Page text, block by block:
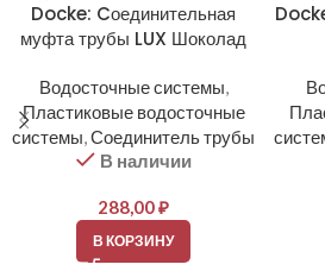
Docke: Cоединительная
муфта трубы LUX Шоколад
Водосточные системы,
Пластиковые водосточные
системы,Соединитель трубы
В наличии
288,00₽
В КОРЗИНУ